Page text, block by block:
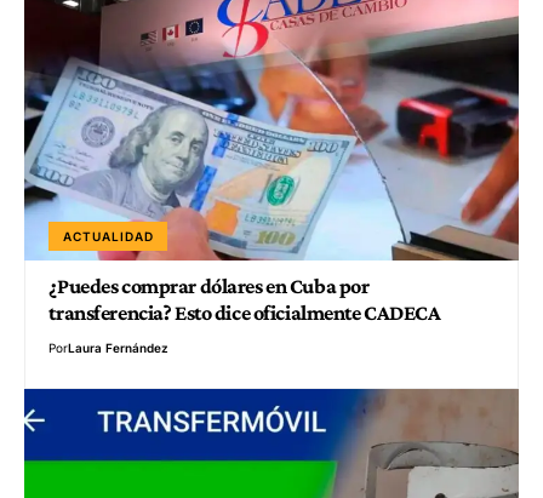
ACTUALIDAD
¿Puedes comprar dólares en Cuba por
transferencia? Esto dice oficialmente CADECA
PorLaura Fernández